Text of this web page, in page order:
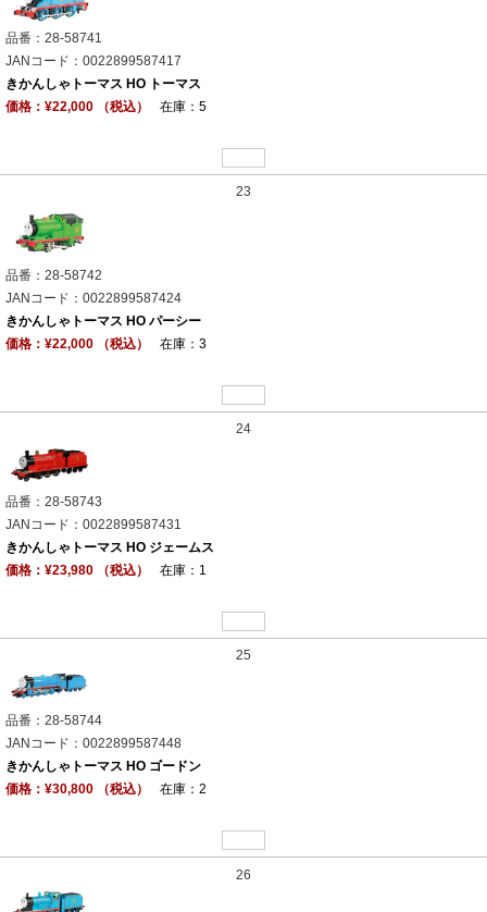
品番：28-58741
JANコード：0022899587417
きかんしゃトーマス HO トーマス
価格：¥22,000 （税込）
在庫：5
23
品番：28-58742
JANコード：0022899587424
きかんしゃトーマス HO パーシー
価格：¥22,000 （税込）
在庫：3
24
品番：28-58743
JANコード：0022899587431
きかんしゃトーマス HO ジェームス
価格：¥23,980 （税込）
在庫：1
25
品番：28-58744
JANコード：0022899587448
きかんしゃトーマス HO ゴードン
価格：¥30,800 （税込）
在庫：2
26